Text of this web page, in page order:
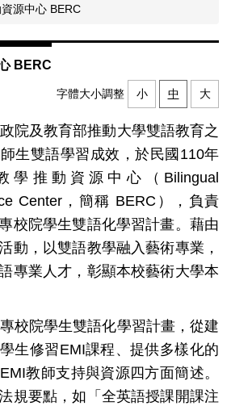
BERC
the Program on Bilingual Education for
Events & Activities
心 News from the MOE EMI TLC
Other Colleges
源中心 BERC
BERC
字體大小調整 小 中 大
院及教育部推動大學雙語教育之
生雙語學習成效，於民國110年
學推動資源中心（Bilingual
Center，簡稱 BERC），負責
校院學生雙語化學習計畫。藉由
動，以雙語教學融入藝術專業，
專業人才， 彰顯本校藝術大學本
校院學生雙語化學習計畫，從建
生修習EMI課程、提供多樣化的
教師支持與資源四方面簡述。
規要點，如「全英語授課開課注